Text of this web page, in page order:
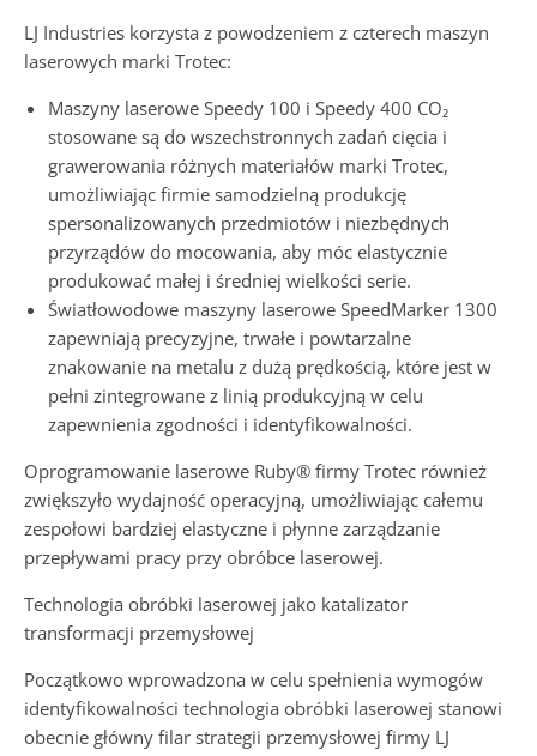
LJ Industries korzysta z powodzeniem z czterech maszyn
laserowych marki Trotec:
Maszyny laserowe Speedy 100 i Speedy 400 CO₂
stosowane są do wszechstronnych zadań cięcia i
grawerowania różnych materiałów marki Trotec,
umożliwiając firmie samodzielną produkcję
spersonalizowanych przedmiotów i niezbędnych
przyrządów do mocowania, aby móc elastycznie
produkować małej i średniej wielkości serie.
Światłowodowe maszyny laserowe SpeedMarker 1300
zapewniają precyzyjne, trwałe i powtarzalne
znakowanie na metalu z dużą prędkością, które jest w
pełni zintegrowane z linią produkcyjną w celu
zapewnienia zgodności i identyfikowalności.
Oprogramowanie laserowe Ruby® firmy Trotec również
zwiększyło wydajność operacyjną, umożliwiając całemu
zespołowi bardziej elastyczne i płynne zarządzanie
przepływami pracy przy obróbce laserowej.
Technologia obróbki laserowej jako katalizator
transformacji przemysłowej
Początkowo wprowadzona w celu spełnienia wymogów
identyfikowalności technologia obróbki laserowej stanowi
obecnie główny filar strategii przemysłowej firmy LJ